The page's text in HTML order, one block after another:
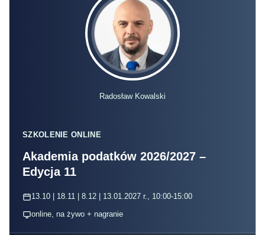
Radosław Kowalski
SZKOLENIE ONLINE
Akademia podatków 2026/2027 –
Edycja 11
13.10 | 18.11 | 8.12 | 13.01.2027 r., 10:00-15:00
online, na żywo + nagranie